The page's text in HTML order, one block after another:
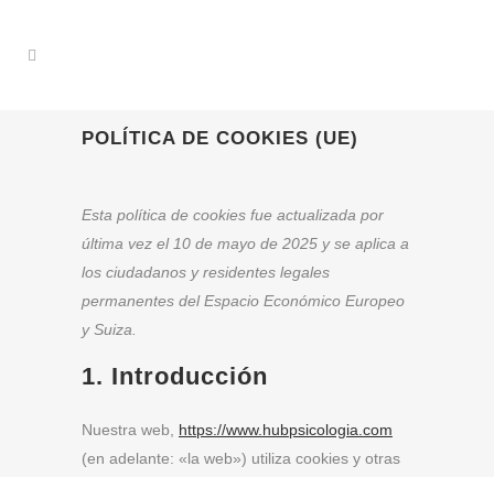
POLÍTICA DE COOKIES (UE)
Esta política de cookies fue actualizada por
última vez el 10 de mayo de 2025 y se aplica a
los ciudadanos y residentes legales
permanentes del Espacio Económico Europeo
y Suiza.
1. Introducción
Nuestra web, https://www.hubpsicologia.com
(en adelante: «la web») utiliza cookies y otras